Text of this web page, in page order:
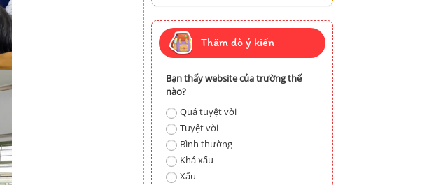
Thăm dò ý kiến
Bạn thấy website của trường thế
nào?
Quá tuyệt vời
Tuyệt vời
Bình thường
Khá xấu
Xấu